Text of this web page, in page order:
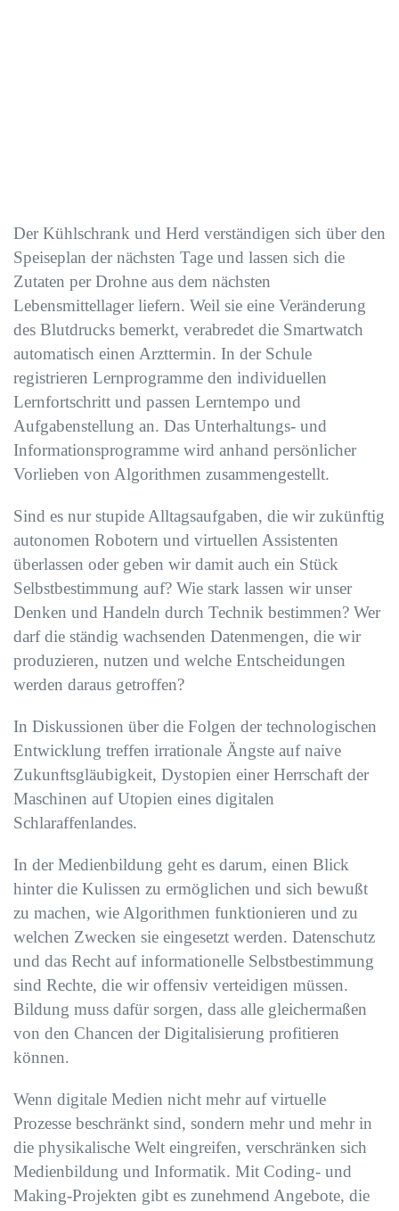
Der Kühlschrank und Herd verständigen sich über den
Speiseplan der nächsten Tage und lassen sich die
Zutaten per Drohne aus dem nächsten
Lebensmittellager liefern. Weil sie eine Veränderung
des Blutdrucks bemerkt, verabredet die Smartwatch
automatisch einen Arzttermin. In der Schule
registrieren Lernprogramme den individuellen
Lernfortschritt und passen Lerntempo und
Aufgabenstellung an. Das Unterhaltungs- und
Informationsprogramme wird anhand persönlicher
Vorlieben von Algorithmen zusammengestellt.
Sind es nur stupide Alltagsaufgaben, die wir zukünftig
autonomen Robotern und virtuellen Assistenten
überlassen oder geben wir damit auch ein Stück
Selbstbestimmung auf? Wie stark lassen wir unser
Denken und Handeln durch Technik bestimmen? Wer
darf die ständig wachsenden Datenmengen, die wir
produzieren, nutzen und welche Entscheidungen
werden daraus getroffen?
In Diskussionen über die Folgen der technologischen
Entwicklung treffen irrationale Ängste auf naive
Zukunftsgläubigkeit, Dystopien einer Herrschaft der
Maschinen auf Utopien eines digitalen
Schlaraffenlandes.
In der Medienbildung geht es darum, einen Blick
hinter die Kulissen zu ermöglichen und sich bewußt
zu machen, wie Algorithmen funktionieren und zu
welchen Zwecken sie eingesetzt werden. Datenschutz
und das Recht auf informationelle Selbstbestimmung
sind Rechte, die wir offensiv verteidigen müssen.
Bildung muss dafür sorgen, dass alle gleichermaßen
von den Chancen der Digitalisierung profitieren
können.
Wenn digitale Medien nicht mehr auf virtuelle
Prozesse beschränkt sind, sondern mehr und mehr in
die physikalische Welt eingreifen, verschränken sich
Medienbildung und Informatik. Mit Coding- und
Making-Projekten gibt es zunehmend Angebote, die